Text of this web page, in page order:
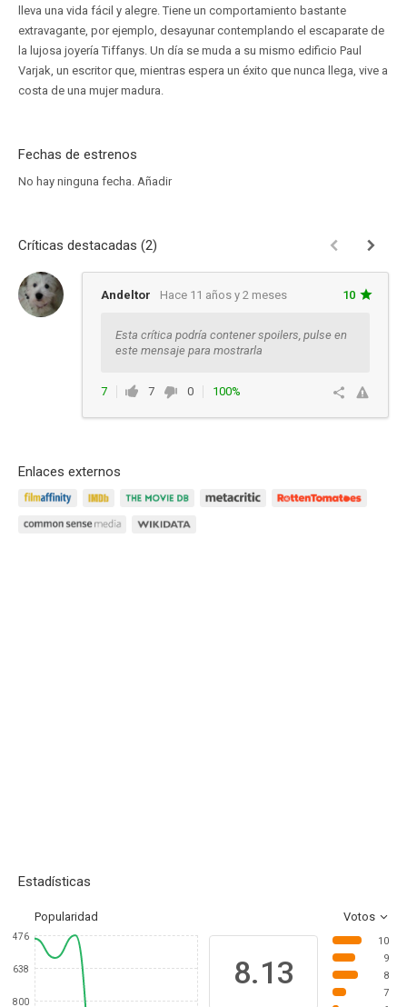
lleva una vida fácil y alegre. Tiene un comportamiento bastante
extravagante, por ejemplo, desayunar contemplando el escaparate de
la lujosa joyería Tiffanys. Un día se muda a su mismo edificio Paul
Varjak, un escritor que, mientras espera un éxito que nunca llega, vive a
costa de una mujer madura.
Fechas de estrenos
No hay ninguna fecha. Añadir
Críticas destacadas (2)
Andeltor Hace 11 años y 2 meses 10
Esta crítica podría contener spoilers, pulse en
este mensaje para mostrarla
7 7 0
100%
Enlaces externos
Estadísticas
Popularidad Votos
476
638
800
8.13
10
9
8
7